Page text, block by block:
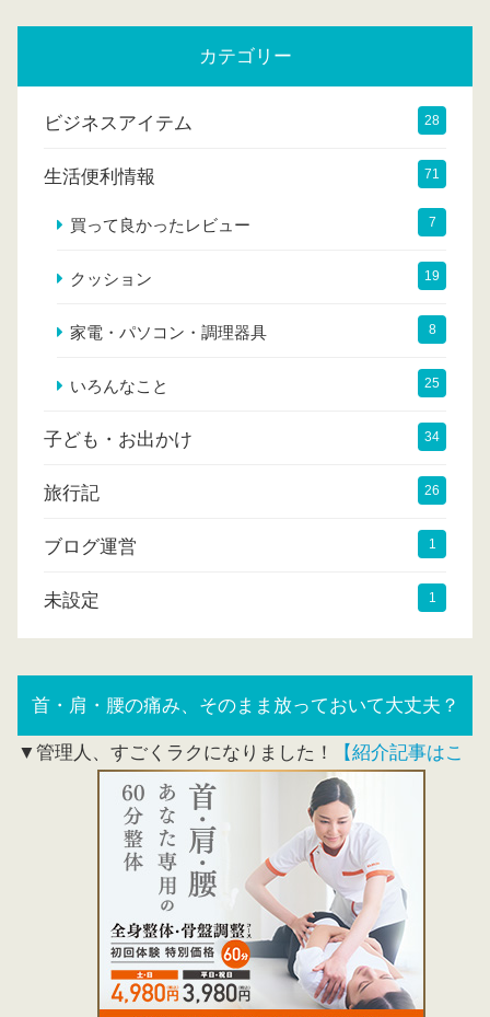
カテゴリー
ビジネスアイテム 28
生活便利情報 71
買って良かったレビュー 7
クッション 19
家電・パソコン・調理器具 8
いろんなこと 25
子ども・お出かけ 34
旅行記 26
ブログ運営 1
未設定 1
首・肩・腰の痛み、そのまま放っておいて大丈夫？
▼管理人、すごくラクになりました！ 【紹介記事はこ